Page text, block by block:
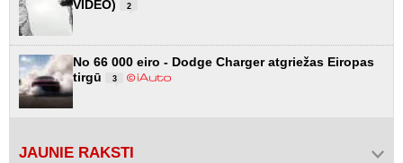
VIDEO) 2
No 66 000 eiro - Dodge Charger atgriežas Eiropas
tirgū
3
JAUNIE RAKSTI